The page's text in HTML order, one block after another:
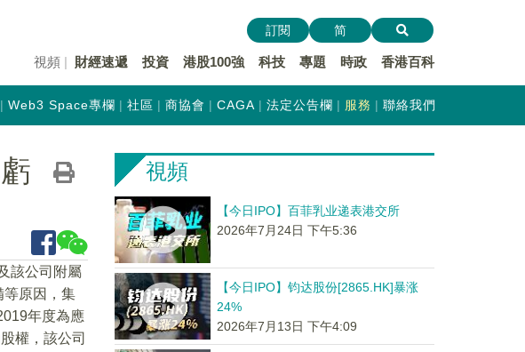
視頻 財經速遞 投資 港股100強 科技 專題 時政 香港百科
訂閱 简
Web3 Space專欄 社區 商協會 CAGA 法定公告欄 服務 聯絡我們
該公司附屬
等原因，集
年度為應
權，該公司
視頻
【今日IPO】百菲乳业递表港交所
2026年7月24日 下午5:36
【今日IPO】钧达股份[2865.HK]暴涨
24%
2026年7月13日 下午4:09